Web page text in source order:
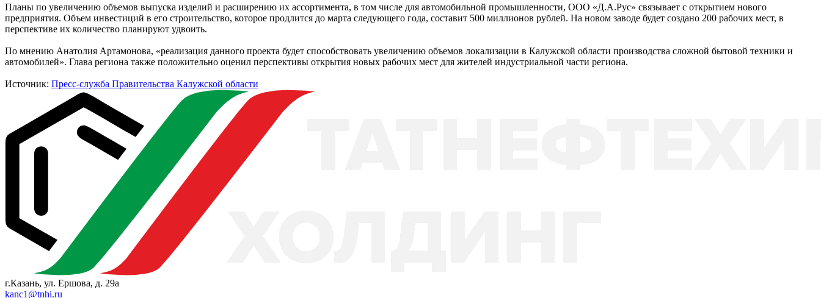
Планы по увеличению объемов выпуска изделий и расширению их ассортимента, в том числе для автомобильной промышленности, ООО «Д.А.Рус» связывает с открытием нового
предприятия. Объем инвестиций в его строительство, которое продлится до марта следующего года, составит 500 миллионов рублей. На новом заводе будет создано 200 рабочих мест, в
перспективе их количество планируют удвоить.
По мнению Анатолия Артамонова, «реализация данного проекта будет способствовать увеличению объемов локализации в Калужской области производства сложной бытовой техники и
автомобилей». Глава региона также положительно оценил перспективы открытия новых рабочих мест для жителей индустриальной части региона.
Источник: Пресс-служба Правительства Калужской области
г.Казань, ул. Ершова, д. 29а
kanc1@tnhi.ru